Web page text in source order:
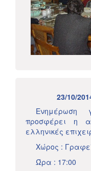
23/10/
Ενημέρωση
προσφέρει η
ελληνικές
Χώρος :
Ώρα : 17:00